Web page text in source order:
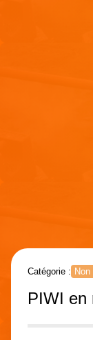
Catégorie :
PIWI en